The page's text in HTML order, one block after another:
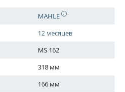
MAHLE
12 месяцев
MS 162
318 мм
166 мм